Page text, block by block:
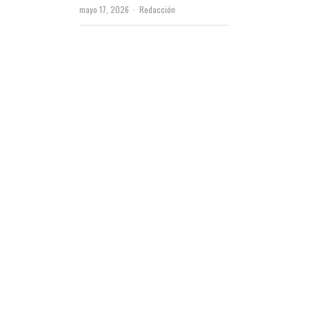
mayo 17, 2026 Author
Redacción